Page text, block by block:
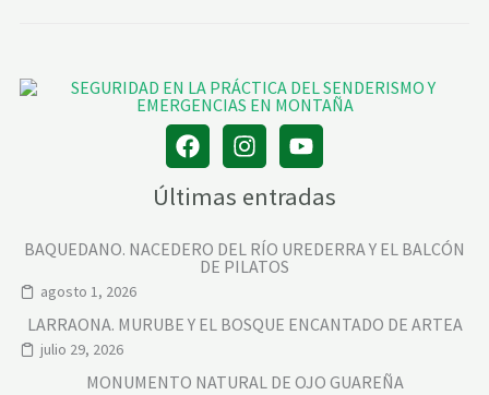
Últimas entradas
BAQUEDANO. NACEDERO DEL RÍO UREDERRA Y EL BALCÓN
DE PILATOS
agosto 1, 2026
LARRAONA. MURUBE Y EL BOSQUE ENCANTADO DE ARTEA
julio 29, 2026
MONUMENTO NATURAL DE OJO GUAREÑA